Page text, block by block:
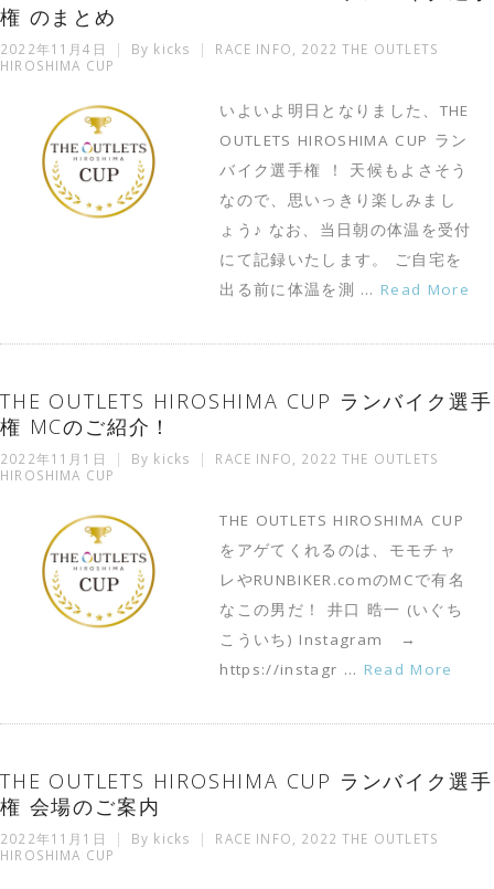
権 のまとめ
2022年11月4日 By kicks RACE INFO
2022 THE OUTLETS
HIROSHIMA CUP
いよいよ明日となりました、THE
OUTLETS HIROSHIMA CUP ラン
バイク選手権 ！ 天候もよさそう
なので、思いっきり楽しみまし
ょう♪ なお、当日朝の体温を受付
にて記録いたします。 ご自宅を
出る前に体温を測 … Read More
THE OUTLETS HIROSHIMA CUP ランバイク選手
権 MCのご紹介！
2022年11月1日 By kicks RACE INFO
2022 THE OUTLETS
HIROSHIMA CUP
THE OUTLETS HIROSHIMA CUP
をアゲてくれるのは、モモチャ
レやRUNBIKER.comのMCで有名
なこの男だ！ 井口 晧一 (いぐち
こういち) Instagram →
https://instagr … Read More
THE OUTLETS HIROSHIMA CUP ランバイク選手
権 会場のご案内
2022年11月1日 By kicks RACE INFO
2022 THE OUTLETS
HIROSHIMA CUP